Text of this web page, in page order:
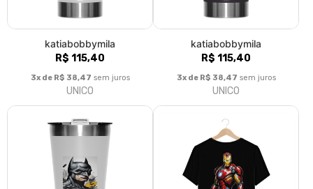
katiabobbymila
R$ 115,40
3x de R$ 38,47 sem juros
UNICO
katiabobbymila
R$ 115,40
3x de R$ 38,47 sem juros
UNICO